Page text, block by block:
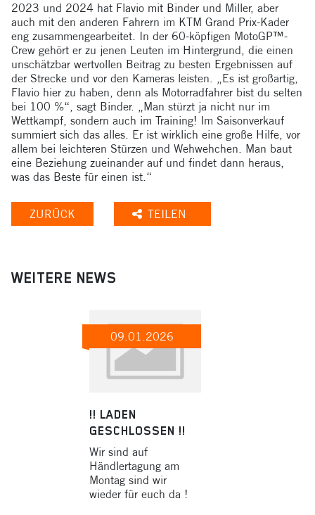
2023 und 2024 hat Flavio mit Binder und Miller, aber
auch mit den anderen Fahrern im KTM Grand Prix-Kader
eng zusammengearbeitet. In der 60-köpfigen MotoGP™-
Crew gehört er zu jenen Leuten im Hintergrund, die einen
unschätzbar wertvollen Beitrag zu besten Ergebnissen auf
der Strecke und vor den Kameras leisten. „Es ist großartig,
Flavio hier zu haben, denn als Motorradfahrer bist du selten
bei 100 %“, sagt Binder. „Man stürzt ja nicht nur im
Wettkampf, sondern auch im Training! Im Saisonverkauf
summiert sich das alles. Er ist wirklich eine große Hilfe, vor
allem bei leichteren Stürzen und Wehwehchen. Man baut
eine Beziehung zueinander auf und findet dann heraus,
was das Beste für einen ist.“
ZURÜCK TEILEN
WEITERE NEWS
09.01.2026
!! LADEN
GESCHLOSSEN !!
Wir sind auf
Händlertagung am
Montag sind wir
wieder für euch da !